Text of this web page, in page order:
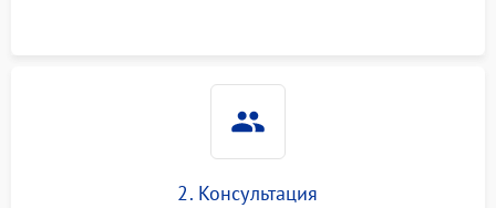
2. Консультация